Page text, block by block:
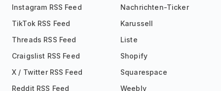
Instagram RSS Feed
TikTok RSS Feed
Threads RSS Feed
Craigslist RSS Feed
X / Twitter RSS Feed
Reddit RSS Feed
Nachrichten-Ticker
Karussell
Liste
Shopify
Squarespace
Weebly